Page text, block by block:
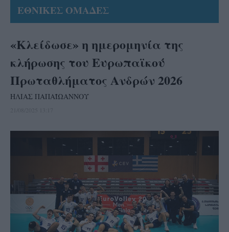
ΕΘΝΙΚΕΣ ΟΜΑΔΕΣ
«Κλείδωσε» η ημερομηνία της
κλήρωσης του Ευρωπαϊκού
Πρωταθλήματος Ανδρών 2026
ΗΛΙΑΣ ΠΑΠΑΪΩΑΝΝΟΥ